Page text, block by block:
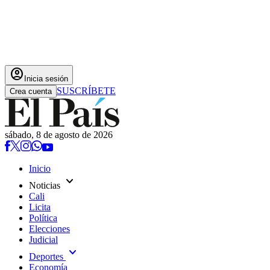
account_circle Inicia sesión
Crea cuenta SUSCRÍBETE
sábado, 8 de agosto de 2026
Inicio
Noticias expand_more
Cali
Licita
Política
Elecciones
Judicial
Deportes expand_more
Economía